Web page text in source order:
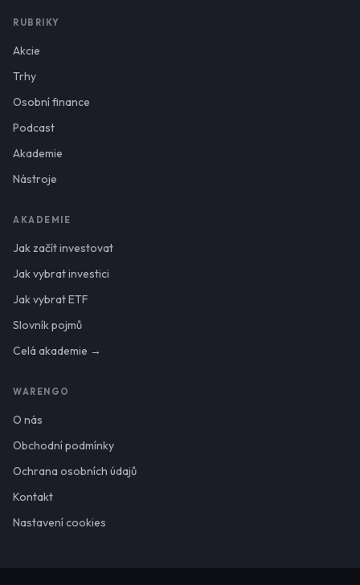
RUBRIKY
Akcie
Trhy
Osobní finance
Podcast
Akademie
Nástroje
AKADEMIE
Jak začít investovat
Jak vybrat investici
Jak vybrat ETF
Slovník pojmů
Celá akademie →
WARENGO
O nás
Obchodní podmínky
Ochrana osobních údajů
Kontakt
Nastavení cookies